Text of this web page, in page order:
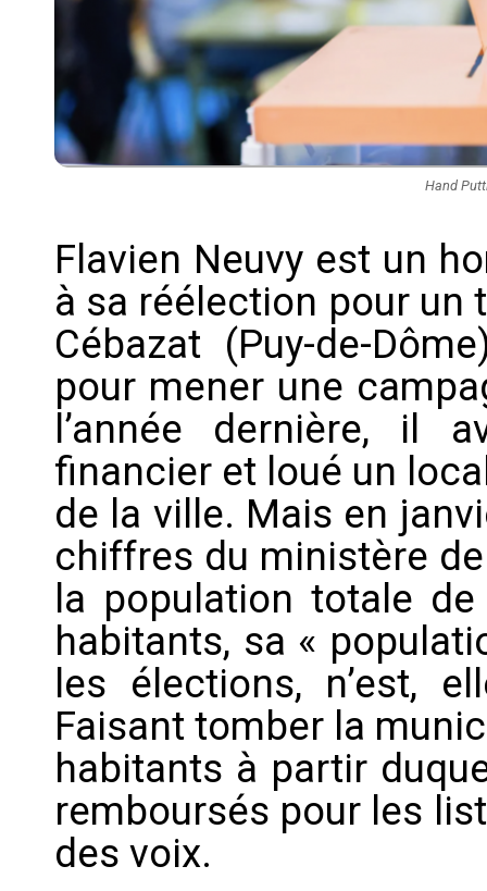
Hand
Flavien Neuvy est un
à sa réélection pour un
Cébazat (Puy-de-
pour mener une
l’année dernière, il
financier et loué un
de la ville. Mais en
chiffres du ministère
la population totale
habitants, sa «
les élections, n’est,
Faisant tomber la
habitants à partir
remboursés pour les
des voix.